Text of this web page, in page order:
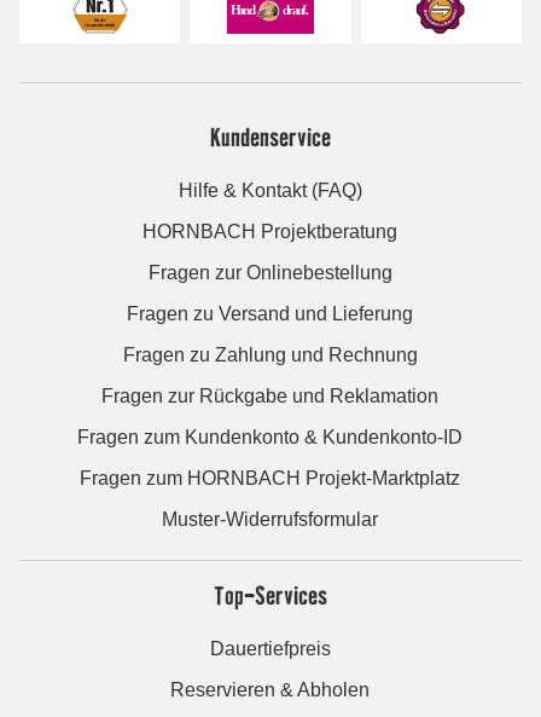
Kundenservice
Hilfe & Kontakt (FAQ)
HORNBACH Projektberatung
Fragen zur Onlinebestellung
Fragen zu Versand und Lieferung
Fragen zu Zahlung und Rechnung
Fragen zur Rückgabe und Reklamation
Fragen zum Kundenkonto & Kundenkonto-ID
Fragen zum HORNBACH Projekt-Marktplatz
Muster-Widerrufsformular
Top-Services
Dauertiefpreis
Reservieren & Abholen